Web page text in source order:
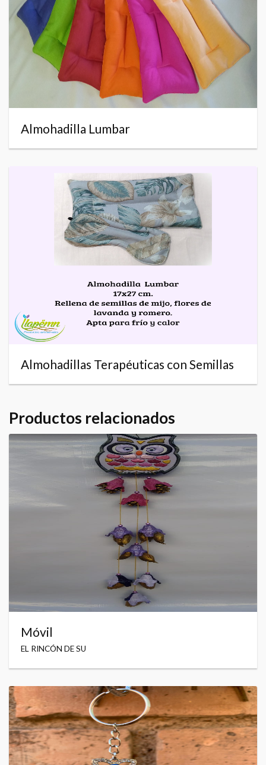
Almohadilla Lumbar
Almohadillas Terapéuticas con Semillas
Productos relacionados
Móvil
EL RINCÓN DE SU